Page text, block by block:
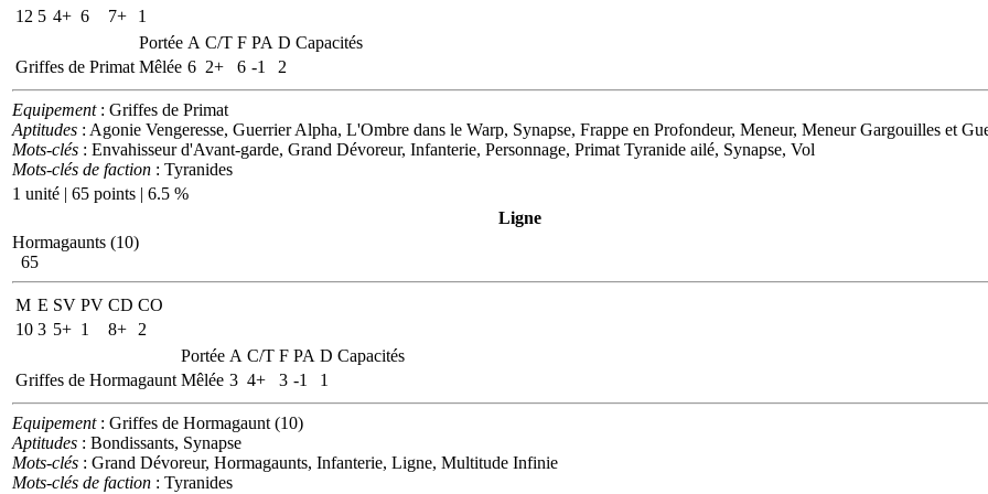
12 5 4+ 6 7+
1
Portée A C/T F PA D Capacités
Griffes de Primat Mêlée 6 2+ 6 -1 2
Equipement: Griffes de Primat
Aptitudes : Agonie Vengeresse, Guerrier Alpha, L'Ombre dans le Warp, Synapse, Frappe en Profondeur, Meneur, Meneur Gargouilles et
Mots-clés : Envahisseur d'Avant-garde, Grand Dévoreur, Infanterie, Personnage, Primat Tyranide ailé, Synapse, Vol
Mots-clés de faction : Tyranides
1 unité | 65 points | 6.5 %
Ligne
Hormagaunts (10)
65
M E SV PV CD CO
10 3 5+ 1 8+
2
Portée A C/T F PA D Capacités
Griffes de Hormagaunt Mêlée 3 4+ 3 -1 1
Equipement: Griffes de Hormagaunt (10)
Aptitudes : Bondissants, Synapse
Mots-clés : Grand Dévoreur, Hormagaunts, Infanterie, Ligne, Multitude Infinie
Mots-clés de faction : Tyranides